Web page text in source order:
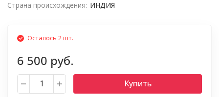
Страна происхождения: ИНДИЯ
Осталось 2 шт.
6 500 руб.
Купить